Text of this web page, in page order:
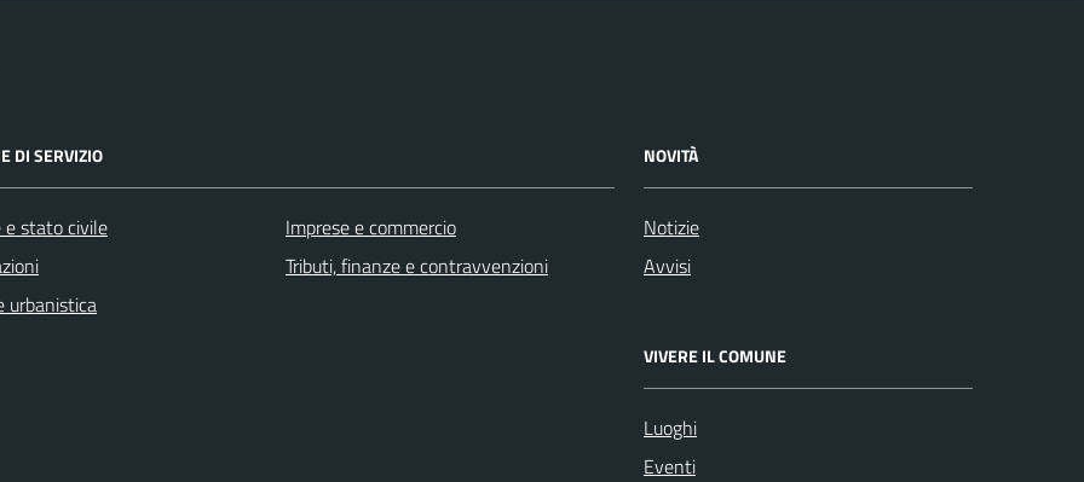
DI SERVIZIO
e stato civile
urbanistica
Imprese e commercio
Tributi, finanze e contravvenzioni
NOVITÀ
Notizie
Avvisi
VIVERE IL COMUNE
Luoghi
Eventi